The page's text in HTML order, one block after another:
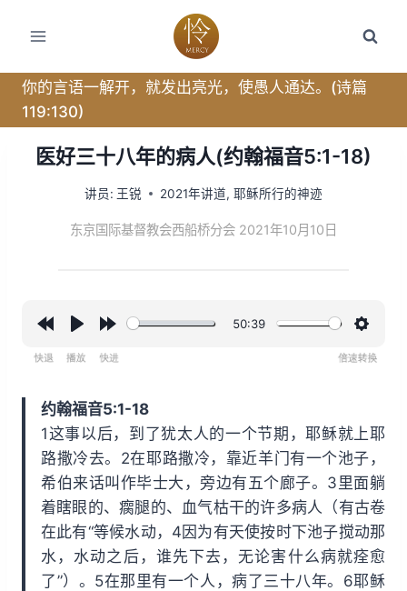
你的言语一解开，就发出亮光，使愚人通达。(诗篇
119:130)
医好三十八年的病人(约翰福音5:1-18)
讲员: 王锐 2021年讲道,耶稣所行的神迹
东京国际基督教会西船桥分会 2021年10月10日
i
n
d
1
5
s
y
w
a
r
1
5
s
50:39
约翰福音5:1-18
1这事以后，到了犹太人的一个节期，耶稣就上耶
路撒冷去。2在耶路撒冷，靠近羊门有一个池子，
希伯来话叫作毕士大，旁边有五个廊子。3里面躺
着瞎眼的、瘸腿的、血气枯干的许多病人（有古卷
在此有“等候水动，4因为有天使按时下池子搅动那
水，水动之后，谁先下去，无论害什么病就痊愈
了”）。5在那里有一个人，病了三十八年。6耶稣